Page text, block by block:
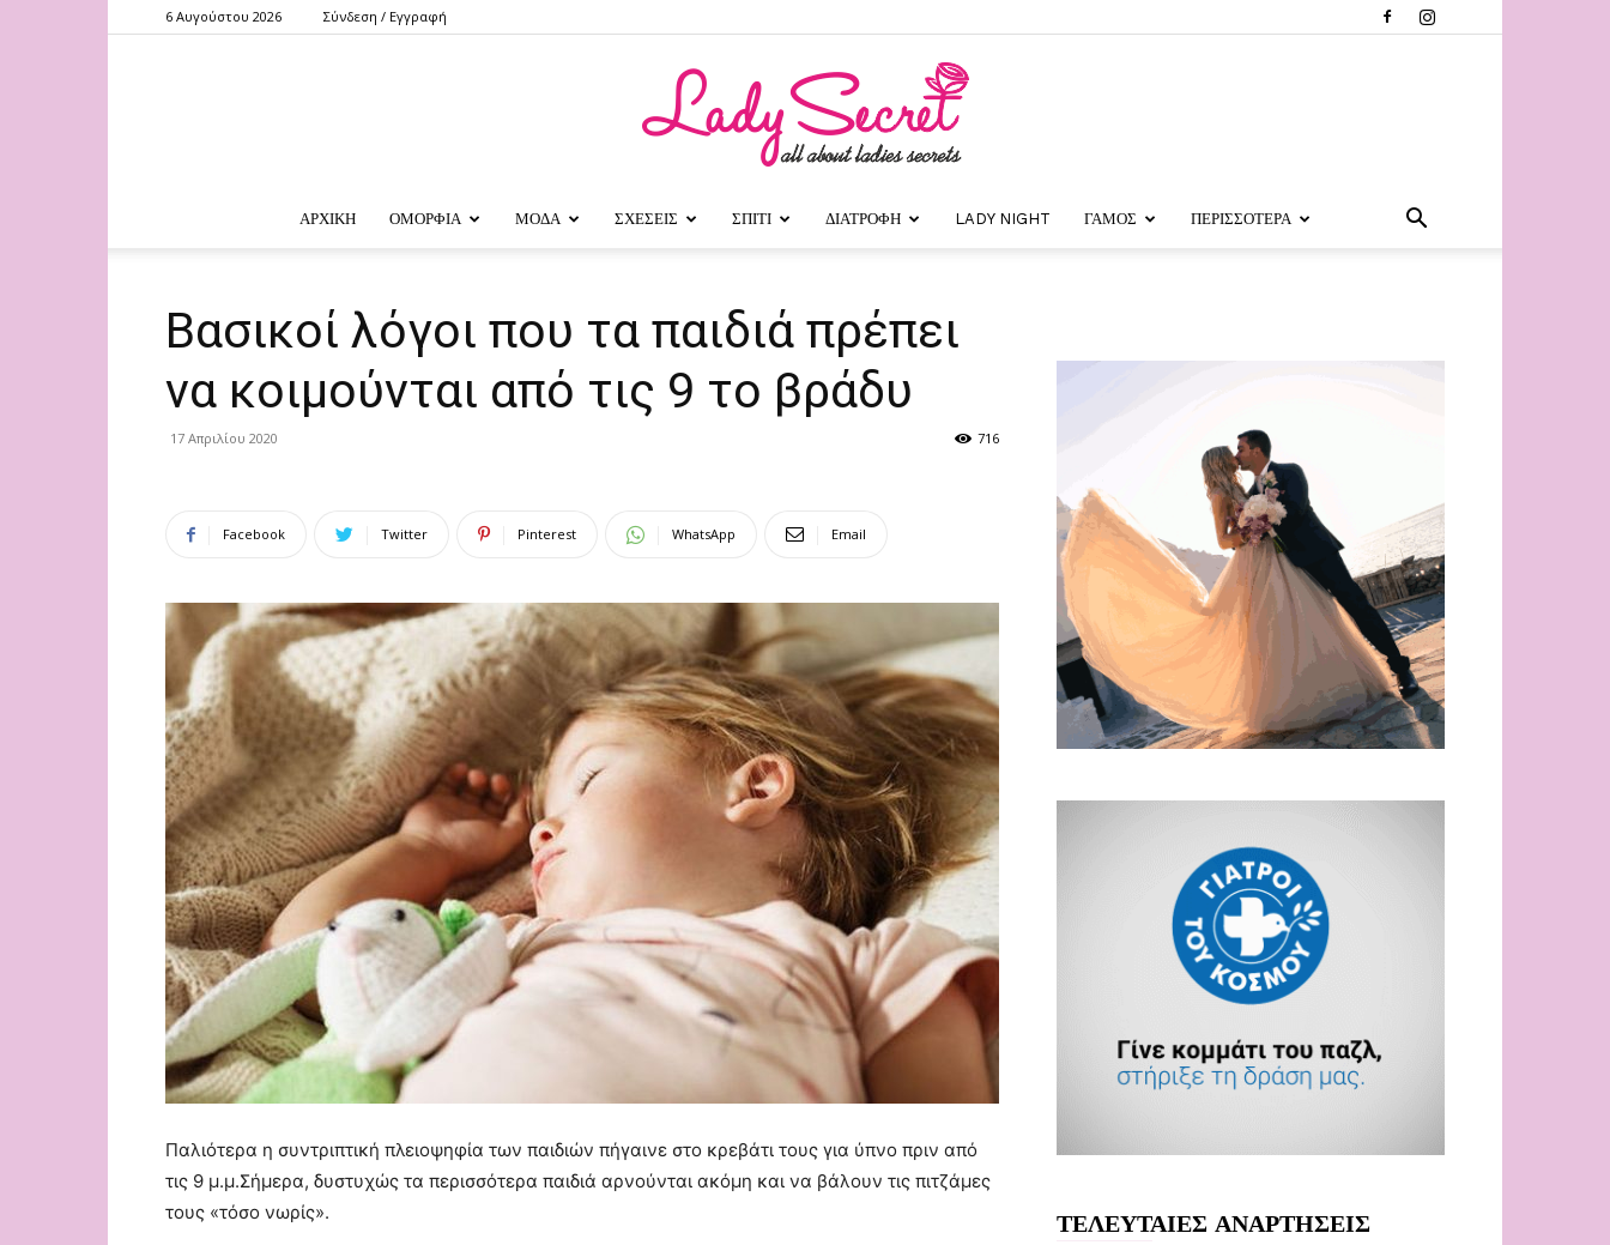
6 Αυγούστου 2026 Σύνδεση / Εγγραφή
Secret
ΑΡΧΙΚΗ ΟΜΟΡΦΙΑ ΜΟΔΑ ΣΧΕΣΕΙΣ ΣΠΙΤΙ ΔΙΑΤΡΟΦΗ LADY NIGHT ΓΑΜΟΣ ΠΕΡΙΣΣΟΤΕΡΑ
Βασικοί λόγοι που τα παιδιά πρέπει
να κοιμούνται από τις 9 το βράδυ
17 Απριλίου 2020 716
Facebook Twitter Pinterest WhatsApp Email
Παλιότερα η συντριπτική πλειοψηφία των παιδιών πήγαινε στο κρεβάτι τους για ύπνο πριν από
τις 9 μ.μ.Σήμερα, δυστυχώς τα περισσότερα παιδιά αρνούνται ακόμη και να βάλουν τις πιτζάμες
τους «τόσο νωρίς».
ΤΕΛΕΥΤΑΙΕΣ ΑΝΑΡΤΗΣΕΙΣ